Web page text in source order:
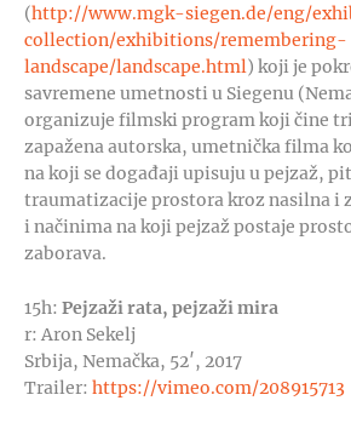
(http://www.mgk-siegen.de/eng/
collection/exhibitions/remembering-
landscape/landscape.html) koji je
savremene umetnosti u Siegenu
organizuje filmski program koji čine
zapažena autorska, umetnička filma
na koji se događaji upisuju u pejzaž,
traumatizacije prostora kroz nasilna i
i načinima na koji pejzaž postaje
zaborava.
15h: Pejzaži rata, pejzaži mira
r: Aron Sekelj
Srbija, Nemačka, 52′, 2017
Trailer: https://vimeo.com/208915713